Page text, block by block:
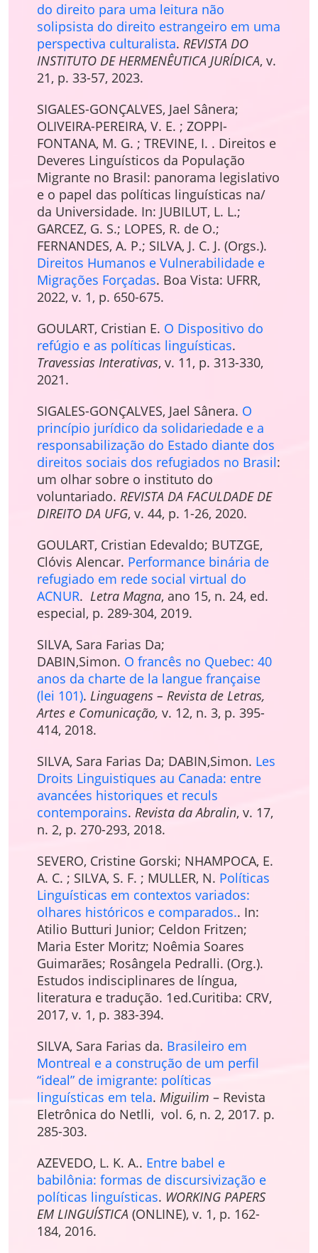
do direito para uma leitura não
solipsista do direito estrangeiro em uma
perspectiva culturalista. REVISTA DO
INSTITUTO DE HERMENÊUTICA JURÍDICA, v.
21, p. 33-57, 2023.
SIGALES-GONÇALVES, Jael Sânera;
OLIVEIRA-PEREIRA, V. E. ; ZOPPI-
FONTANA, M. G. ; TREVINE, I. . Direitos e
Deveres Linguísticos da População
Migrante no Brasil: panorama legislativo
e o papel das políticas linguísticas na/
da Universidade. In: JUBILUT, L. L.;
GARCEZ, G. S.; LOPES, R. de O.;
FERNANDES, A. P.; SILVA, J. C. J. (Orgs.).
Direitos Humanos e Vulnerabilidade e
Migrações Forçadas. Boa Vista: UFRR,
2022, v. 1, p. 650-675.
GOULART, Cristian E. O Dispositivo do
refúgio e as políticas linguísticas.
Travessias Interativas, v. 11, p. 313-330,
2021.
SIGALES-GONÇALVES, Jael Sânera. O
princípio jurídico da solidariedade e a
responsabilização do Estado diante dos
direitos sociais dos refugiados no Brasil:
um olhar sobre o instituto do
voluntariado. REVISTA DA FACULDADE DE
DIREITO DA UFG, v. 44, p. 1-26, 2020.
GOULART, Cristian Edevaldo; BUTZGE,
Clóvis Alencar. Performance binária de
refugiado em rede social virtual do
ACNUR. Letra Magna, ano 15, n. 24, ed.
especial, p. 289-304, 2019.
SILVA, Sara Farias Da;
DABIN,Simon. O francês no Quebec: 40
anos da charte de la langue française
(lei 101). Linguagens – Revista de Letras,
Artes e Comunicação, v. 12, n. 3, p. 395-
414, 2018.
SILVA, Sara Farias Da; DABIN,Simon. Les
Droits Linguistiques au Canada: entre
avancées historiques et reculs
contemporains. Revista da Abralin, v. 17,
n. 2, p. 270-293, 2018.
SEVERO, Cristine Gorski; NHAMPOCA, E.
A. C. ; SILVA, S. F. ; MULLER, N. Políticas
Linguísticas em contextos variados:
olhares históricos e comparados.. In:
Atilio Butturi Junior; Celdon Fritzen;
Maria Ester Moritz; Noêmia Soares
Guimarães; Rosângela Pedralli. (Org.).
Estudos indisciplinares de língua,
literatura e tradução. 1ed.Curitiba: CRV,
2017, v. 1, p. 383-394.
SILVA, Sara Farias da. Brasileiro em
Montreal e a construção de um perfil
“ideal” de imigrante: políticas
linguísticas em tela. Miguilim – Revista
Eletrônica do Netlli, vol. 6, n. 2, 2017. p.
285-303.
AZEVEDO, L. K. A.. Entre babel e
babilônia: formas de discursivização e
políticas linguísticas. WORKING PAPERS
EM LINGUÍSTICA (ONLINE), v. 1, p. 162-
184, 2016.